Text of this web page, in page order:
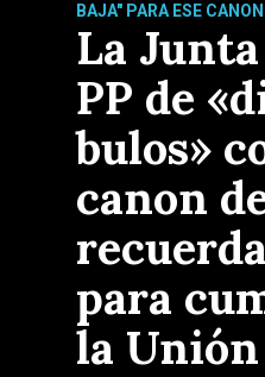
BAJA" PARA ESE CANON
La
PP de
bulos»
canon
para
la